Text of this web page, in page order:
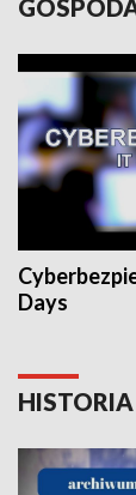
Days
HISTORIA